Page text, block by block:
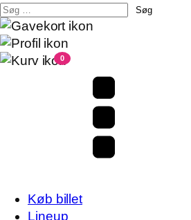
Søg
efter:
0
Køb billet
Lineup